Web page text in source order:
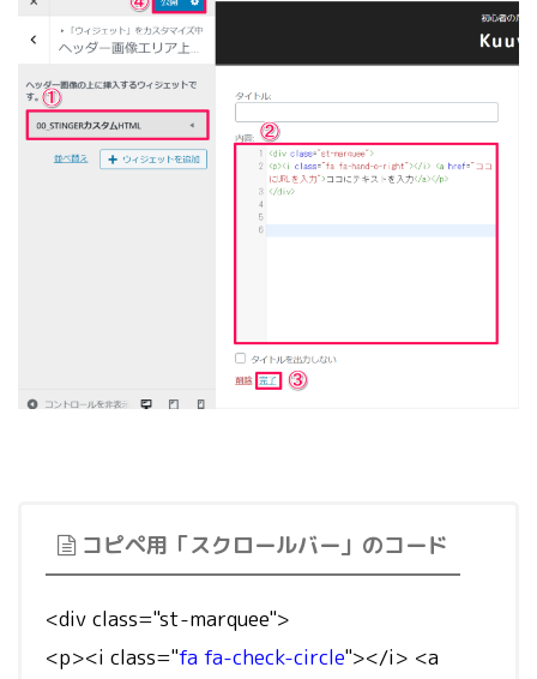
コピペ用「スクロールバー」のコード
<div class="st-marquee">
<p><i class="fa fa-check-circle"></i> <a